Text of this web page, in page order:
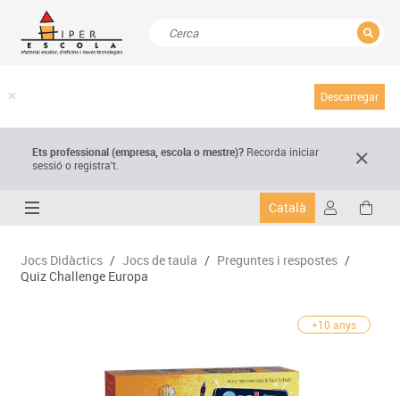
Descarregar
Ets professional (empresa,escola o mestre)? Recorda iniciar
sessió o registra't.
Català
Jocs Didàctics / Jocs de taula / Preguntes i respostes /
Quiz Challenge Europa
+10 anys